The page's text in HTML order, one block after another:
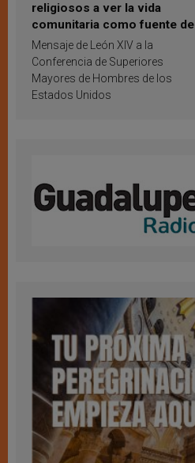
religiosos a ver la vida
comunitaria como fuente de
inspiración y santificación
Mensaje de León XIV a la
Conferencia de Superiores
Mayores de Hombres de los
Estados Unidos